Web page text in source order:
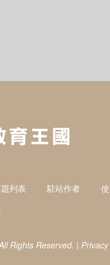
列表 駐站作者
Rights Reserved. |